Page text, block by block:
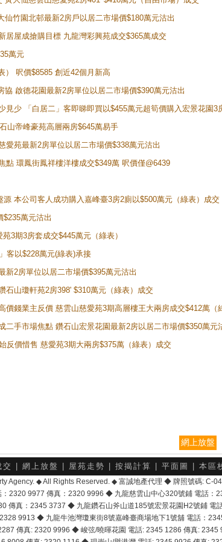
竹園北邨最新2房戶以居二市場價$180萬元沽出
居屋成搶購目標 九龍灣彩興苑成交$365萬成交
萬元
） 呎價$8585 創近42個月新高
啟德花園最新2房單位以居二市場價$390萬元沽出
少 「白居二」客即睇即買以$455萬元超筍價購入宏景花園3
山帝峰豪苑高層兩房$645萬易手
愛苑最新2房單位以居二市場價$338萬元沽出
點 環鳳街鳳祥樓洋樓成交$349萬 呎價僅@6439
本公司客人成功購入嘉峰臺3房2廁以$500萬元（綠表）成交
萬元沽出
3期3房套成交$445萬元（綠表）
客以$228萬元(綠表)承接
新2房單位以居二市場價$395萬元沽出
石山瓊軒苑2房398' $310萬元（綠表）成交
錢業主反價 慈雲山慈愛苑3期高層樓王大兩房成交$412萬（
手市場焦點 鑽石山宏景花園最新2房以居二市場價$350萬元
反價惜售 慈愛苑3期大兩房$375萬（綠表）成交
網上放盤
交 網上放盤 屋苑走勢 按揭計算 平面圖 本區
Agency. ◆ All Rights Reserved. ◆ 富誠地產代理 ◆ 牌照號碼: C-
：2320 9977 傳真：2320 9996 ◆ 九龍慈雲山中心320號鋪 電話：
傳真：2345 3737 ◆ 九龍鑽石山斧山道185號宏景花園H2號鋪 電
9913 ◆ 九龍牛池灣瓊東街8號嘉峰臺商場地下1號舖 電話：
傳真: 2320 9996 ◆ 峻弦/曉暉花園 電話: 2345 1286 傳真: